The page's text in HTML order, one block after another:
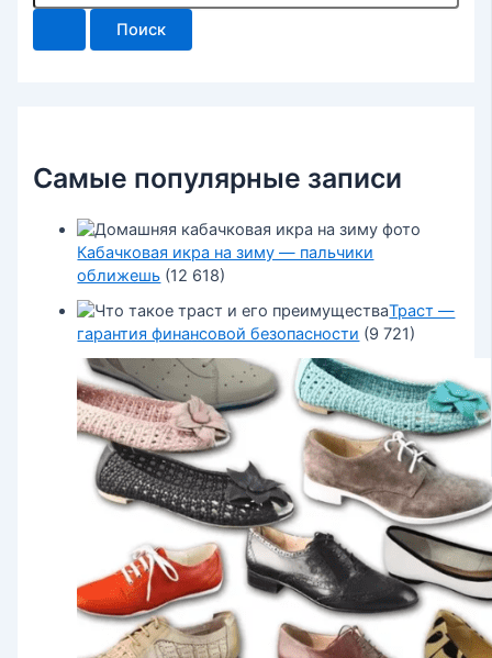
и
Самые популярные записи
Кабачковая икра на зиму — пальчики
оближешь (12 618)
Траст —
гарантия финансовой безопасности (9 721)